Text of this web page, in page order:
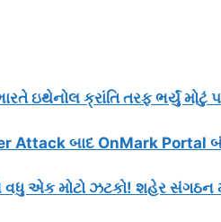
ઇથેનોલ ક્રાંતિ તરફ ભર્યું
Attack બાદ OnMark
એક મોટો ઝટકો! શહેર સંગઠન